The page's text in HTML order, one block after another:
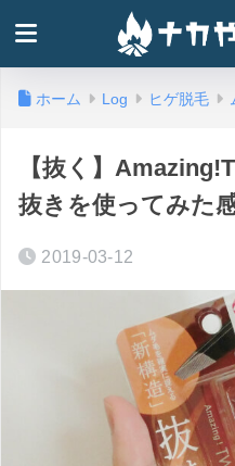
ホーム Log ヒゲ脱毛
【抜く】
抜きを使ってみた
2019-03-12